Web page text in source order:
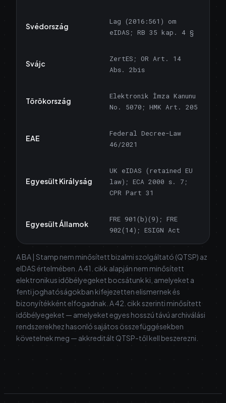
Svédország
Lag (2016:561) om
eIDAS; RB 35 kap. 4 §
Svájc
ZertES; OR Art. 14
Abs. 2bis
Törökország
Elektronik İmza Kanunu
No. 5070; HMK Art. 205
EAE
Federal Decree-Law
46/2021
Egyesült Királyság
UK eIDAS (retained EU
law); ECA 2000 s. 7;
CPR Part 31
Egyesült Államok
FRE 901(b)(9); FRE
902(14); ESIGN Act
A BA | Stamp nem minősített bizalmi szolgáltató (QTSP) az
eIDAS értelmében. A 41. cikk alapján nem minősített
elektronikus időbélyegeket bocsátunk ki, amelyeket a
fenti joghatóságokban kifejezetten elismernek és
bizonyítékként elfogadnak. A 42. cikk szerinti minősített
időbélyegeket — amelyeket egyes hosszú távú archiválási
rendszerekhez hasonló sajátos összefüggésekben
követelnek meg — akkreditált QTSP-től kell beszerezni.